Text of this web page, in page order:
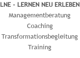
LNE - LERNEN NEU ERLEBEN
Managementberatung
Coaching
Transformationsbegleitung
Training